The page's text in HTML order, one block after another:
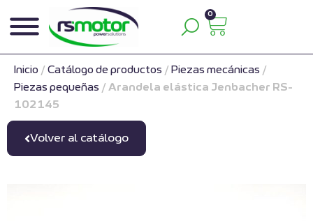
0
Inicio / Catálogo de productos / Piezas mecánicas /
Piezas pequeñas / Arandela elástica Jenbacher RS-
102145
Volver al catálogo